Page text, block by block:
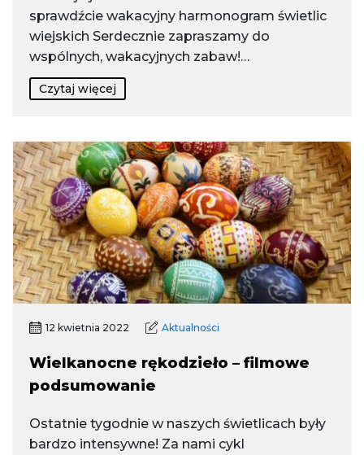
sprawdźcie wakacyjny harmonogram świetlic
wiejskich Serdecznie zapraszamy do
wspólnych, wakacyjnych zabaw!…
Czytaj więcej
12 kwietnia 2022 Aktualności
Wielkanocne rękodzieło – filmowe
podsumowanie
Ostatnie tygodnie w naszych świetlicach były
bardzo intensywne! Za nami cykl